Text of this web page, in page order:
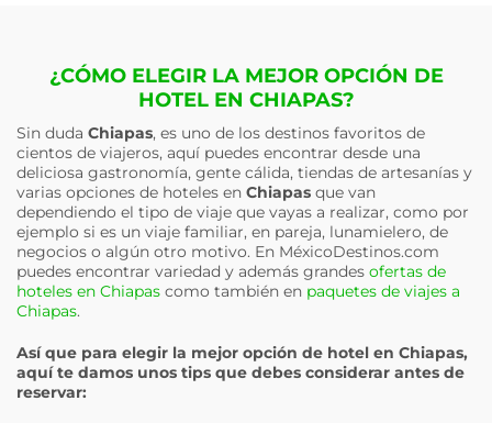
¿CÓMO ELEGIR LA MEJOR OPCIÓN DE
HOTEL EN CHIAPAS?
Sin duda Chiapas, es uno de los destinos favoritos de
cientos de viajeros, aquí puedes encontrar desde una
deliciosa gastronomía, gente cálida, tiendas de artesanías y
varias opciones de hoteles en Chiapas que van
dependiendo el tipo de viaje que vayas a realizar, como por
ejemplo si es un viaje familiar, en pareja, lunamielero, de
negocios o algún otro motivo. En MéxicoDestinos.com
puedes encontrar variedad y además grandes ofertas de
hoteles en Chiapas como también en paquetes de viajes a
Chiapas.
Así que para elegir la mejor opción de hotel en Chiapas,
aquí te damos unos tips que debes considerar antes de
reservar: